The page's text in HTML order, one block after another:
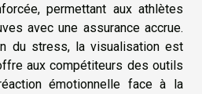
permettant aux athlètes
avec une assurance accrue.
du stress, la visualisation est
aux compétiteurs des outils
émotionnelle face à la